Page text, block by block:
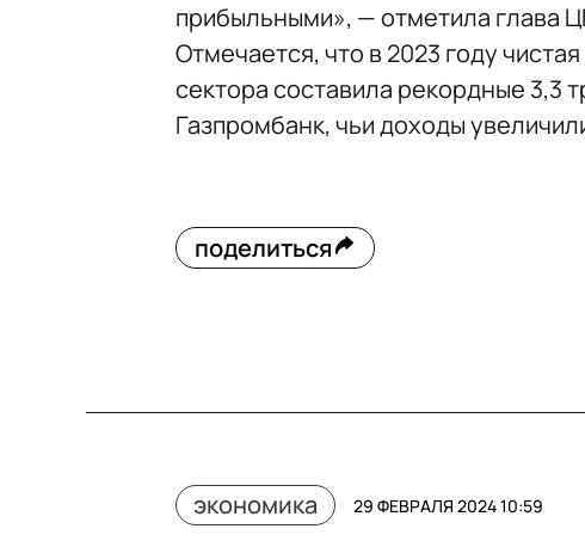
прибыльными», — отметила глава
Отмечается, что в 2023 году
сектора составила рекордные 3,3
Газпромбанк, чьи доходы
поделиться
экономика 29 ФЕВРАЛЯ 2024 10:59